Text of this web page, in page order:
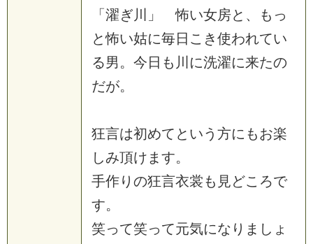
「濯ぎ川」 怖い女房と、もっ
と怖い姑に毎日こき使われてい
る男。今日も川に洗濯に来たの
だが。
狂言は初めてという方にもお楽
しみ頂けます。
手作りの狂言衣裳も見どころで
す。
笑って笑って元気になりましょ